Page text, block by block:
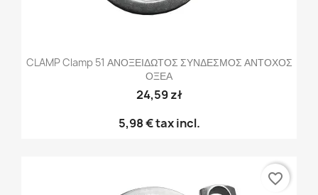
CLAMP Clamp 51 ΑΝΟΞΕΙΔΩΤΟΣ ΣΥΝΔΕΣΜΟΣ ΑΝΤΟΧΟΣ
ΟΞΕΑ
24,59 zł
5,98 €tax incl.
favorite_border